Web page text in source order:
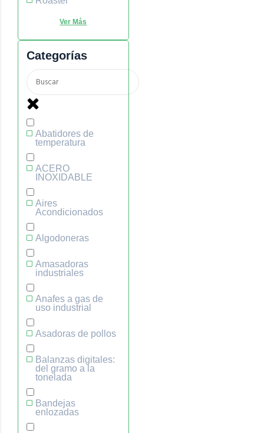
Categorías
Abatidores de
temperatura
ACERO
INOXIDABLE
Aires
Acondicionados
Algodoneras
Amasadoras
industriales
Anafes a gas de
uso industrial
Asadoras de pollos
Balanzas digitales:
del gramo a la
tonelada
Bandejas
enlozadas